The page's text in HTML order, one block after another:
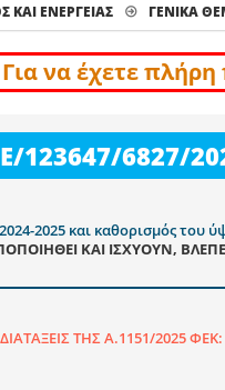
ΚΑΙ ΕΝΕΡΓΕΙΑΣ ΓΕΝΙΚΆ
να έχετε
123647/6827/
2025 και καθορισμός
ΚΑΙ ΙΣΧΥΟΥΝ,
ΤΗΣ Α.1151/2025 ΦΕΚ: